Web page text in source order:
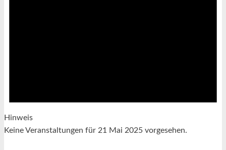
Hinweis
Keine Veranstaltungen für 21 Mai 2025 vorgesehen.